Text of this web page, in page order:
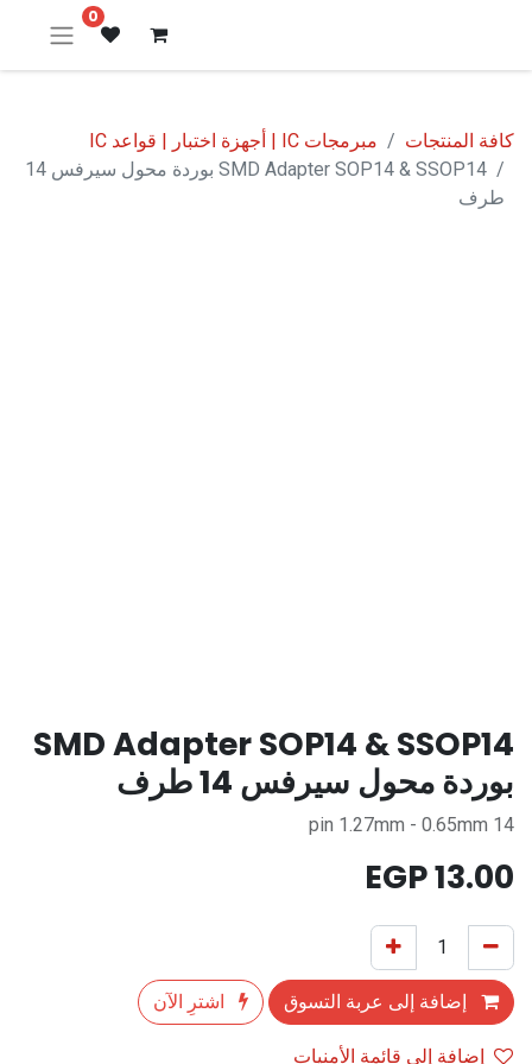
0
كافة المنتجات
مبرمجات IC | أجهزة اختبار | قواعد IC
SMD Adapter SOP14 & SSOP14 بوردة محول سيرفس 14
طرف
SMD Adapter SOP14 & SSOP14
بوردة محول سيرفس 14 طرف
14 pin 1.27mm - 0.65mm
13.00
إضافة إلى عربة التسوق
اشترِ الآن
إضافة إلى قائمة الأمنيات